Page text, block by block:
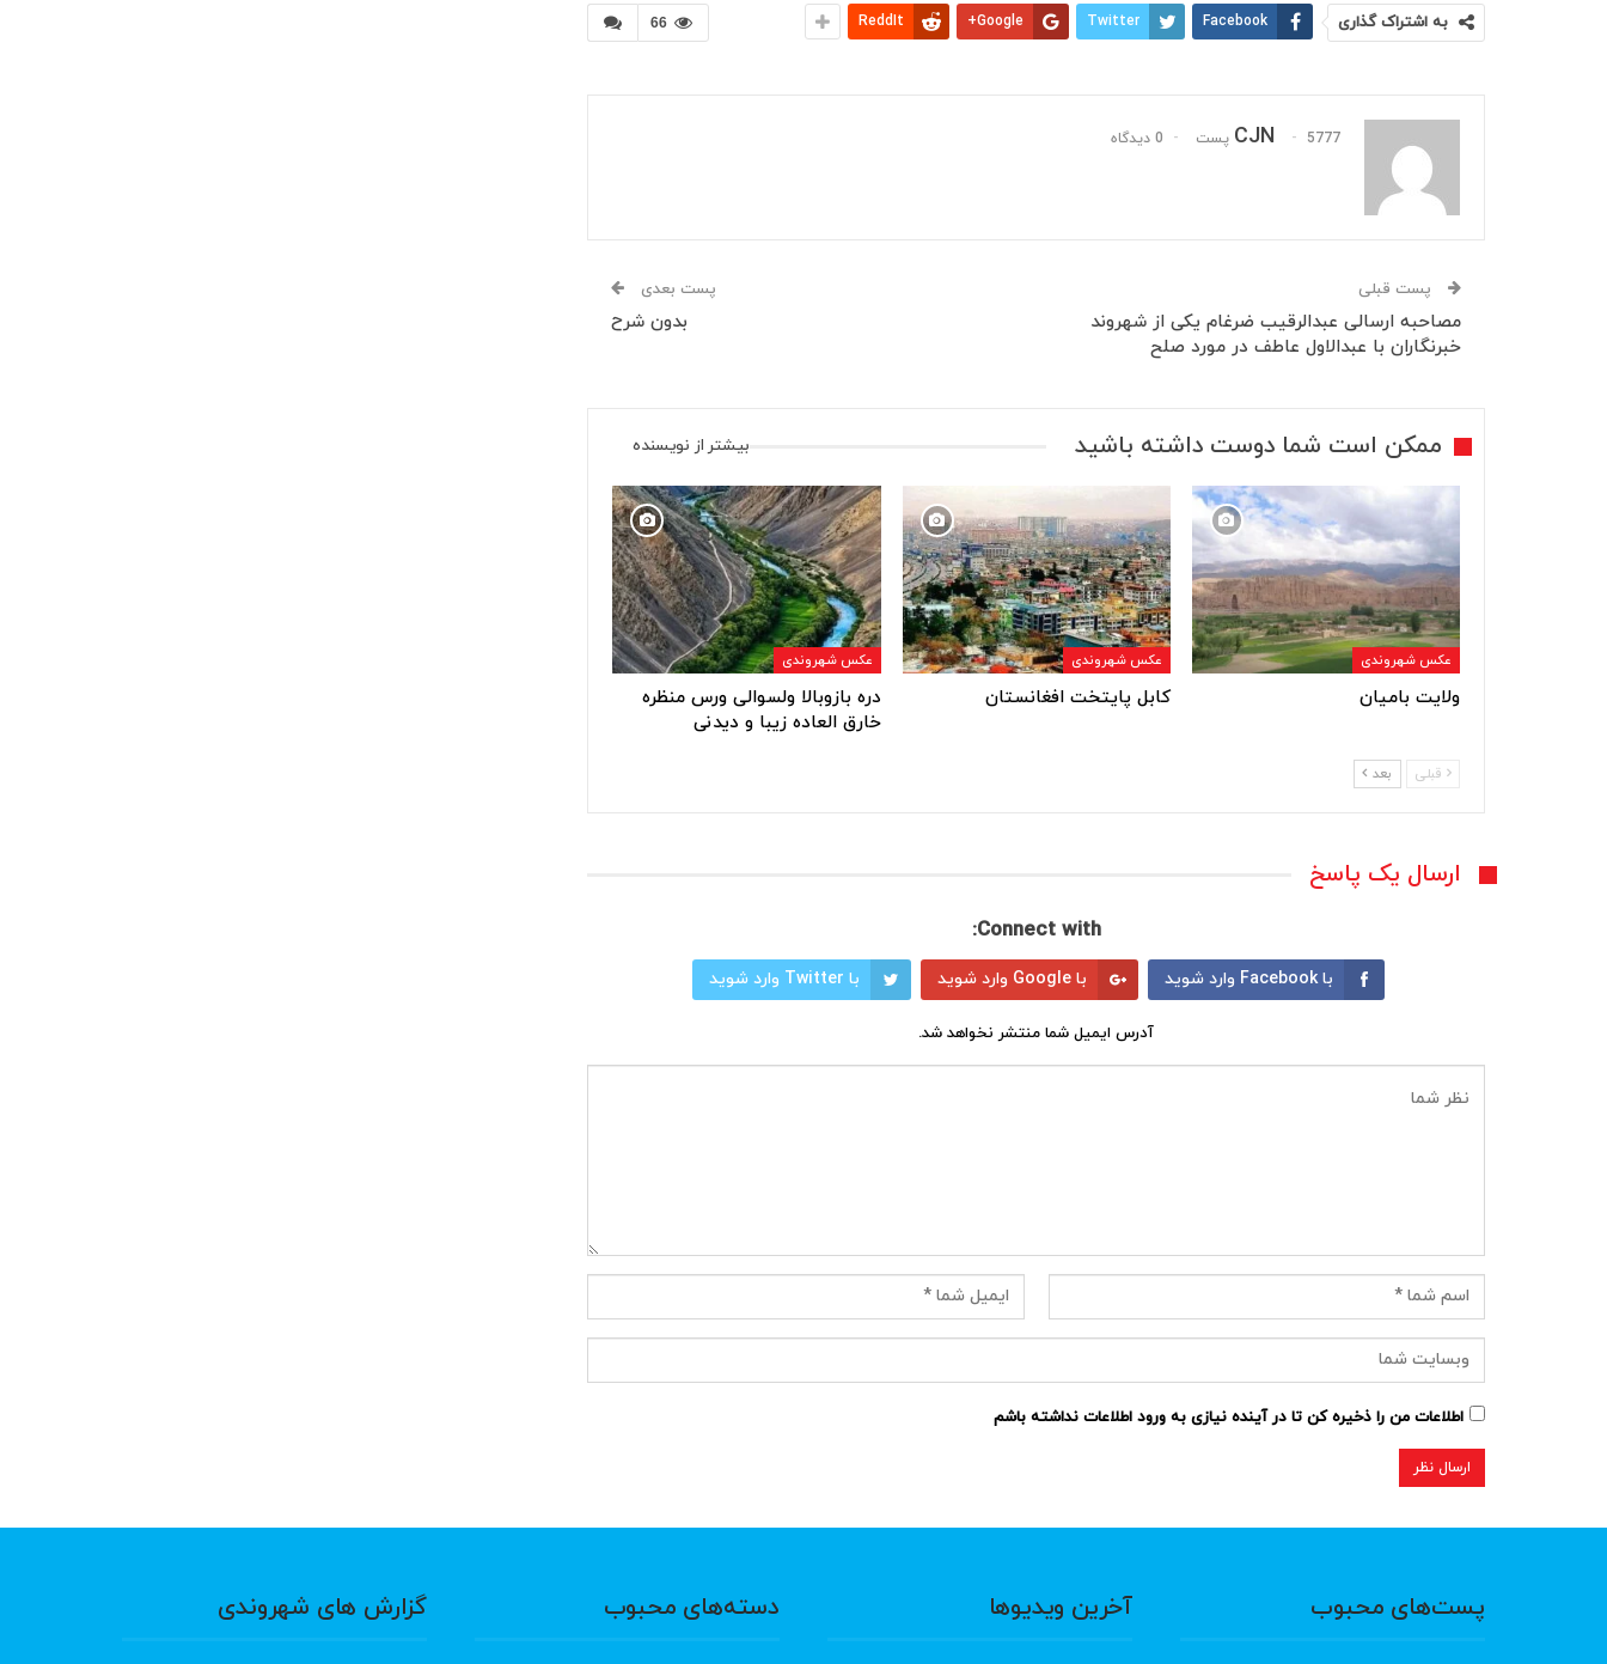
66 به اشتراک گذاری Facebook
Twitter
Google+
ReddIt
CJN 5777 پست 0 دیدگاه
پست قبلی
مصاحبه ارسالی عبدالرقیب ضرغام یکی از شهروند
خبرنگاران با عبدالاول عاطف در مورد صلح
پست بعدی
بدون شرح
ممکن است شما دوست داشته باشید بیشتر از نویسنده
عکس شهروندی
ولایت بامیان
عکس شهروندی
کابل پایتخت افغانستان
عکس شهروندی
دره بازوبالا ولسوالی ورس منظره
خارق العاده زیبا و دیدنی
قبلی بعد
ارسال یک پاسخ
Connect with:
با Facebook وارد شوید با Google وارد شوید با Twitter وارد شوید
آدرس ایمیل شما منتشر نخواهد شد.
اطلاعات من را ذخیره کن تا در آینده نیازی به ورود اطلاعات نداشته باشم
پست‌های محبوب آخرین ویدیوها دسته‌های محبوب گزارش های شهروندی